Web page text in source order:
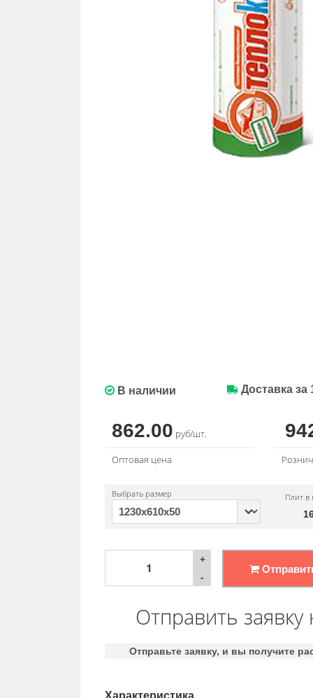
В наличии Доставка за
862.00 руб/шт.
Оптовая цена
Выбрать размер Плит в
+
-
Отправить
Отправьте заявку, и вы получите
Характеристика